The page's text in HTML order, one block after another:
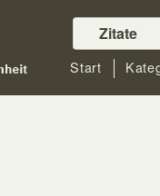
Zitate
Start